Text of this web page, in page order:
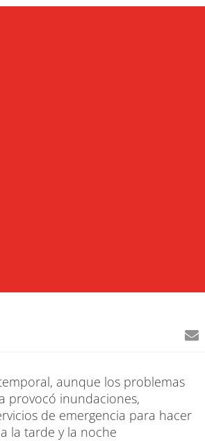
aunque los problemas
provocó inundaciones,
de emergencia para hacer
la tarde y la noche